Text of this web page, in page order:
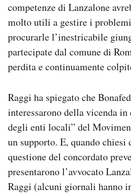
competenze di Lanzalone
molto utili a gestire i
procurarle l’inestricabile
partecipate dal comune di
perdita e continuamente
Raggi ha spiegato che
interessarono della vicenda
degli enti locali” del
un supporto. E, quando
questione del concordato
presentarono l’avvocato
Raggi (alcuni giornali hanno